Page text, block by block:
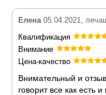
Елена05.04.2021,
Квалификация
Внимание
Цена-качество
Внимательный и
говорит все как есть